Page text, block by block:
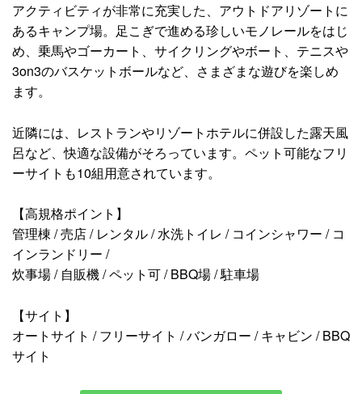
アクティビティが非常に充実した、アウトドアリゾートに
あるキャンプ場。足こぎで進める珍しいモノレールをはじ
め、乗馬やゴーカート、サイクリングやボート、テニスや
3on3のバスケットボールなど、さまざまな遊びを楽しめ
ます。
近隣には、レストランやリゾートホテルに併設した露天風
呂など、快適な設備がそろっています。ペット可能なフリ
ーサイトも10組用意されています。
【高規格ポイント】
管理棟 / 売店 / レンタル / 水洗トイレ / コインシャワー / コ
インランドリー /
炊事場 / 自販機 / ペット可 / BBQ場 / 駐車場
【サイト】
オートサイト / フリーサイト / バンガロー / キャビン / BBQ
サイト